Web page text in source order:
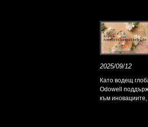
2025.07.25
2025/09/12
Като водещ
Odowell
към иновациите,
аромати на